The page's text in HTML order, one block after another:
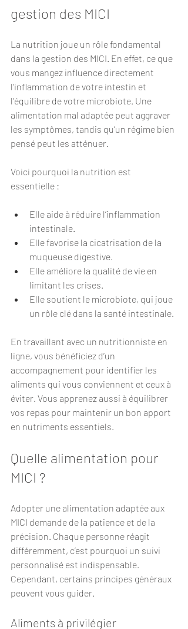
gestion des MICI
La nutrition joue un rôle fondamental
dans la gestion des MICI. En effet, ce que
vous mangez influence directement
l’inflammation de votre intestin et
l’équilibre de votre microbiote. Une
alimentation mal adaptée peut aggraver
les symptômes, tandis qu’un régime bien
pensé peut les atténuer.
Voici pourquoi la nutrition est
essentielle :
Elle aide à réduire l’inflammation
intestinale.
Elle favorise la cicatrisation de la
muqueuse digestive.
Elle améliore la qualité de vie en
limitant les crises.
Elle soutient le microbiote, qui joue
un rôle clé dans la santé intestinale.
En travaillant avec un nutritionniste en
ligne, vous bénéficiez d’un
accompagnement pour identifier les
aliments qui vous conviennent et ceux à
éviter. Vous apprenez aussi à équilibrer
vos repas pour maintenir un bon apport
en nutriments essentiels.
Quelle alimentation pour
MICI ?
Adopter une alimentation adaptée aux
MICI demande de la patience et de la
précision. Chaque personne réagit
différemment, c’est pourquoi un suivi
personnalisé est indispensable.
Cependant, certains principes généraux
peuvent vous guider.
Aliments à privilégier